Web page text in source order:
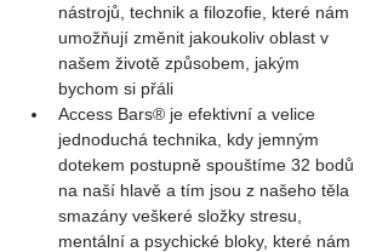
nástrojů, technik a filozofie, které nám
umožňují změnit jakoukoliv oblast v
našem životě způsobem, jakým
bychom si přáli
Access Bars® je efektivní a velice
jednoduchá technika, kdy jemným
dotekem postupně spouštíme 32 bodů
na naší hlavě a tím jsou z našeho těla
smazány veškeré složky stresu,
mentální a psychické bloky, které nám